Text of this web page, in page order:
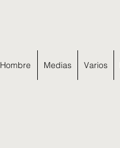
Hombre Medias Varios